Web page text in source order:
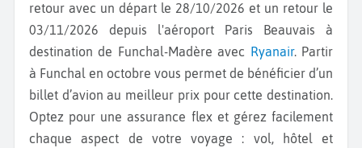
retour avec un départ le 28/10/2026 et un retour le
03/11/2026 depuis l'aéroport Paris Beauvais à
destination de Funchal-Madère avec
Ryanair. Partir
à Funchal en octobre vous permet de bénéficier d’un
billet d’avion au meilleur prix pour cette destination.
Optez pour une assurance flex et gérez facilement
chaque aspect de votre voyage : vol, hôtel et